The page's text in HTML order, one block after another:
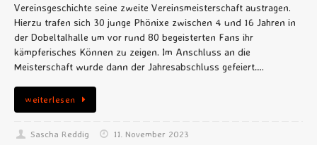
Vereinsgeschichte seine zweite Vereinsmeisterschaft austragen.
Hierzu trafen sich 30 junge Phönixe zwischen 4 und 16 Jahren in
der Dobeltalhalle um vor rund 80 begeisterten Fans ihr
kämpferisches Können zu zeigen. Im Anschluss an die
Meisterschaft wurde dann der Jahresabschluss gefeiert….
weiterlesen
Sascha Reddig
11. November 2023